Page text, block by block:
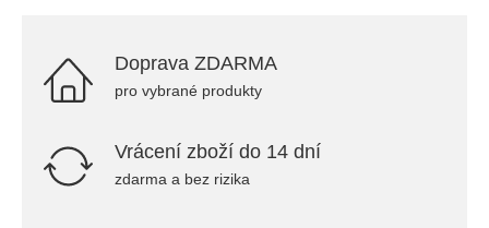
Doprava ZDARMA
pro vybrané produkty
Vrácení zboží do 14 dní
zdarma a bez rizika